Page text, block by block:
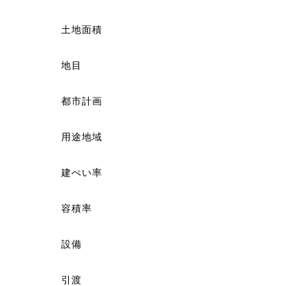
土地面積
地目
都市計画
用途地域
建ぺい率
容積率
設備
引渡